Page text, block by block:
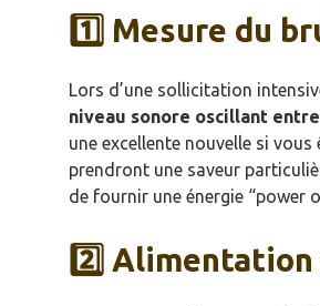
1️⃣ Mesure du
Lors d’une sollicitation
niveau sonore oscillant
une excellente nouvelle si
prendront une saveur
de fournir une énergie “power
2️⃣